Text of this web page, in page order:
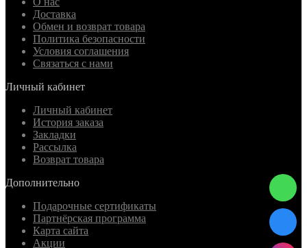
Доставка
Обмен и возврат товара
Политика безопасности
Условия соглашения
Связаться с нами
Личный кабинет
Личный кабинет
История заказа
Закладки
Рассылка
Возврат товара
Дополнительно
Подарочные сертификаты
Партнёрская программа
Карта сайта
Акции